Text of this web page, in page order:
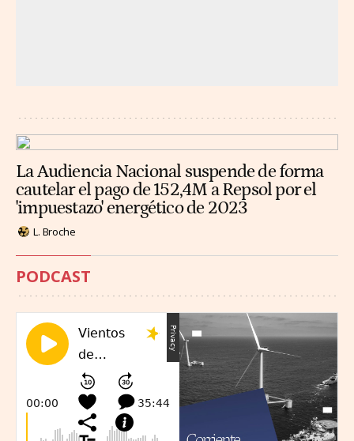
La Audiencia Nacional suspende de forma
cautelar el pago de 152,4M a Repsol por el
'impuestazo' energético de 2023
L. Broche
PODCAST